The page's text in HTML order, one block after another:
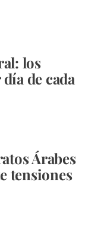
los
de cada
Árabes
tensiones